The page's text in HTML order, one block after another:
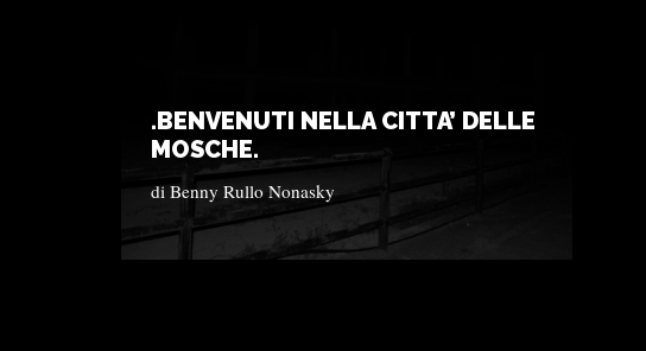
.BENVENUTI NELLA CITTA’ DELLE
MOSCHE.
di Benny Rullo Nonasky